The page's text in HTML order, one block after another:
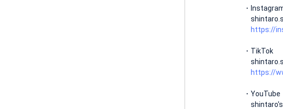
・
https://
・TikTok
https://
・YouTube
shintaro's